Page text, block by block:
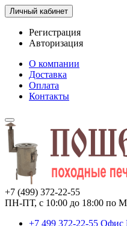
Личный кабинет
Регистрация
Авторизация
О компании
Доставка
Оплата
Контакты
+7 (499) 372-22-55
ПН-ПТ, с 10:00 до 18:00 по
+7 499 372-22-55 Офис